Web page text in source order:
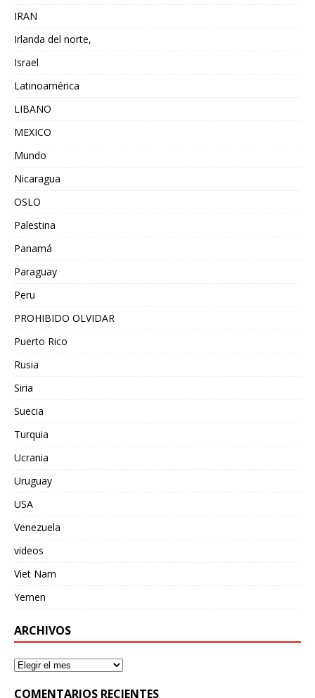
IRAN
Irlanda del norte,
Israel
Latinoamérica
LIBANO
MEXICO
Mundo
Nicaragua
OSLO
Palestina
Panamá
Paraguay
Peru
PROHIBIDO OLVIDAR
Puerto Rico
Rusia
Siria
Suecia
Turquia
Ucrania
Uruguay
USA
Venezuela
videos
Viet Nam
Yemen
ARCHIVOS
COMENTARIOS RECIENTES